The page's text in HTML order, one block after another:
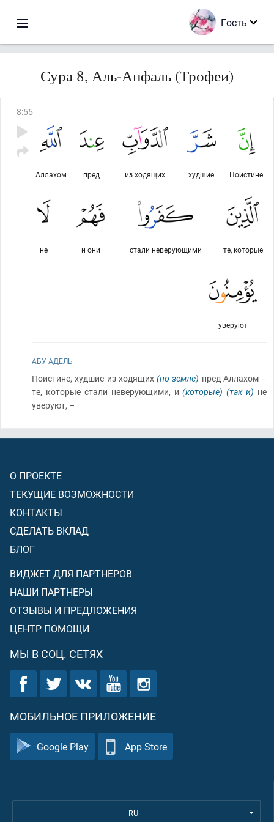
Гость
Сура 8, Аль-Анфаль (Трофеи)
8:55
Поистине
худшие
из ходящих
пред
Аллахом
те, которые
стали неверующими
и они
не
уверуют
АБУ АДЕЛЬ
Поистине, худшие из ходящих (по земле) пред Аллахом –
те, которые стали неверующими, и(которые) (так и) не
уверуют, –
О ПРОЕКТЕ
ТЕКУЩИЕ ВОЗМОЖНОСТИ
КОНТАКТЫ
СДЕЛАТЬ ВКЛАД
БЛОГ
ВИДЖЕТ ДЛЯ ПАРТНЕРОВ
НАШИ ПАРТНЕРЫ
ОТЗЫВЫ И ПРЕДЛОЖЕНИЯ
ЦЕНТР ПОМОЩИ
МЫ В СОЦ. СЕТЯХ
МОБИЛЬНОЕ ПРИЛОЖЕНИЕ
Google Play App Store
RU